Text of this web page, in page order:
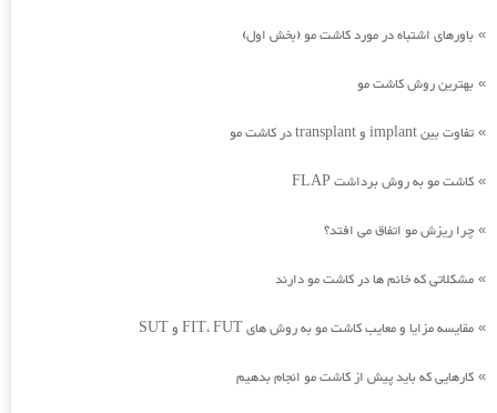
» باورهای اشتباه در مورد کاشت مو (بخش اول)
» بهترین روش کاشت مو
» تفاوت بین implant و transplant در کاشت مو
» کاشت مو به روش برداشت FLAP
» چرا ریزش مو اتفاق می افتد؟
» مشکلاتی که خانم ها در کاشت مو دارند
» مقایسه مزایا و معایب کاشت مو به روش های FIT، FUT و SUT
» کارهایی که باید پیش از کاشت مو انجام بدهیم